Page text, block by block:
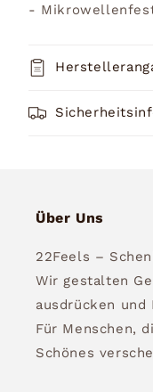
-
Über Uns
22Feels –
Wir gestalten
ausdrücken und
Für Menschen,
Schönes